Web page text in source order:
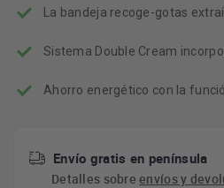
La bandeja recoge-gotas
Sistema Double Cream
Ahorro energético con la
Envío gratis en península
Detalles sobreenvíos y